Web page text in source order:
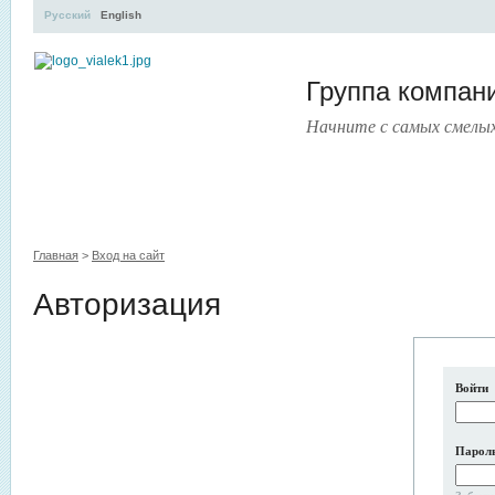
Группа
Начните с самых
Русский English
Главная > Вход на сайт
Авторизация
Войти